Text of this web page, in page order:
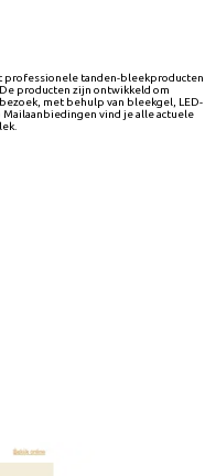
professionele tanden-bleekproducten
producten zijn ontwikkeld om
met behulp van bleekgel, LED-
vind je alle actuele